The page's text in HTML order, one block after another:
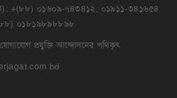
+(৮৮) ০১৬০৯-৭৪৩৪১২, ০১৯১১-৩৪১৬৫৪
০১৮১৯৮৯৮৮৯৮
প্রযুক্তি আন্দোলনের পথিকৃৎ